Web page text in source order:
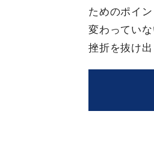
ためのポイ
変わってい
挫折を抜け